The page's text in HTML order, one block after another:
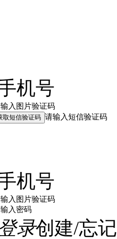
机号
入图片验证码
取短信验证码 请输入短信验证码
机号
入图片验证码
入密码
录创建/忘